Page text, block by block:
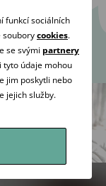
za účelem zaslání
funkcí sociálních
souborycookies.
se svými partnery
tyto údaje mohou
jim poskytli nebo
jejich služby.